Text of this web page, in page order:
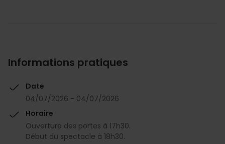
Informations pratiques
Date
04/07/2026 - 04/07/2026
Horaire
Ouverture des portes à 17h30.
Début du spectacle à 18h30.